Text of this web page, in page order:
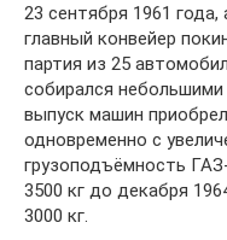
23 сентября 1961
главный конвейер
партия из 25
собирался
выпуск машин
одновременно с
грузоподъёмность
3500 кг до декабря
3000 кг.